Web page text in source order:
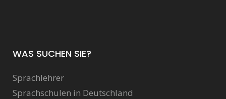
WAS SUCHEN SIE?
Sprachlehrer
Sprachschulen in Deutschland